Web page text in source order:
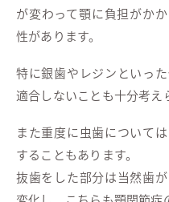
が変わって顎に負担がか
性があります。
特に銀歯やレジンといっ
適合しないことも十分考え
また重度に虫歯について
することもあります。
抜歯をした部分は当然歯